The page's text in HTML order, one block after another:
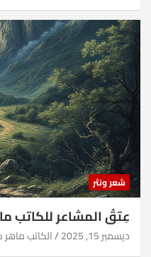
شعر ونثر
عِتقُ المشاعر للكاتب
ديسمبر 15, 2025 الكاتب